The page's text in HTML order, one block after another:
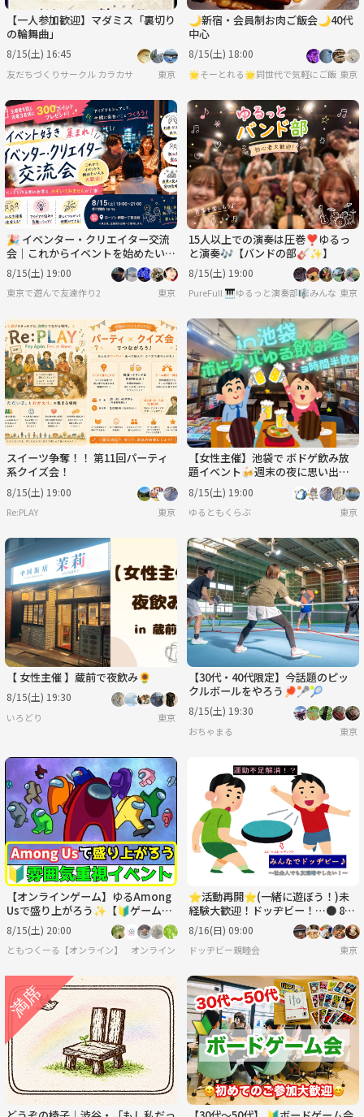
【一人参加歓迎】マダミス「裏切り
の輪舞曲」
8/15(土) 16:45
友だちづくりサークル カラカサ 東京
🌙新宿・会員制お肉ご飯会🌙40代
中心
8/15(土) 18:00
🌟そーとれる🌟同世代で気軽にご飯会東京
🎉 イベンター・クリエイター交流
会｜これからイベントを始めたい方
も歓迎！
8/15(土) 19:00
東京で遊んで友達作り2 東京
15人以上での演奏は圧巻❣️ゆるっ
と演奏🎶【バンドの部🎸✨️】
8/15(土) 19:00
PureFull 🎹ゆるっと演奏部🎼みんなで音
東京
スイーツ争奪！！ 第11回パーティ
系クイズ会！
8/15(土) 19:00
Re:PLAY 東京
【女性主催】池袋で ボドゲ飲み放
題イベント🍻週末の夜に思い出作
り✨ 新規大歓迎！！
8/15(土) 19:00
ゆるともくらぶ 東京
【 女性主催 】蔵前で夜飲み🌻
8/15(土) 19:30
いろどり 東京
【30代・40代限定】今話題のピッ
クルボールをやろう🏓🥍🎾
8/15(土) 19:30
おちゃまる 東京
【オンラインゲーム】ゆるAmong
Usで盛り上がろう✨【🔰ゲーム初
心者歓迎】
8/15(土) 20:00
ともつくーる【オンライン】 オンライン
⭐︎活動再開⭐︎(一緒に遊ぼう！)未
経験大歓迎！ドッヂビー！…● 8月
16日(日)9:00〜
8/16(日) 09:00
ドッヂビー親睦会 東京